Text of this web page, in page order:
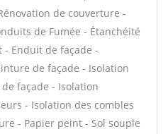
de couverture -
de Fumée - Étanchéité
- Enduit de façade -
de façade - Isolation
façade - Isolation
- Isolation des combles
- Papier peint - Sol souple